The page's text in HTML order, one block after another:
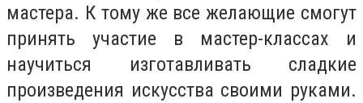
мастера. К тому же все желающие смогут
принять участие в мастер-классах и
научиться изготавливать сладкие
произведения искусства своими руками.